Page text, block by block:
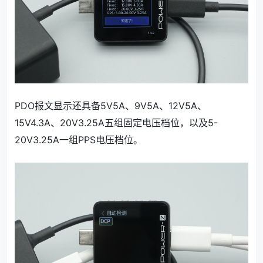
PDO报文显示还具备5V5A、9V5A、12V5A、
15V4.3A、20V3.25A五组固定电压档位，以及5-
20V3.25A一组PPS电压档位。